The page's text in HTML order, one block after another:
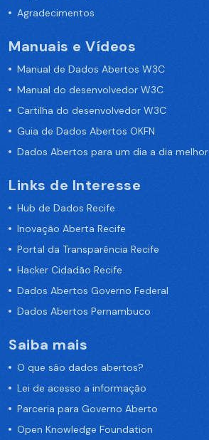
Agradecimentos
Manuais e Vídeos
Manual de Dados Abertos W3C
Manual do desenvolvedor W3C
Cartilha do desenvolvedor W3C
Guia de Dados Abertos OKFN
Dados Abertos para um dia a dia melhor
Links de Interesse
Hub de Dados Recife
Inovação Aberta Recife
Portal da Transparência Recife
Hacker Cidadão Recife
Dados Abertos Governo Federal
Dados Abertos Pernambuco
Saiba mais
O que são dados abertos?
Lei de acesso a informação
Parceria para Governo Aberto
Open Knowledge Foundation